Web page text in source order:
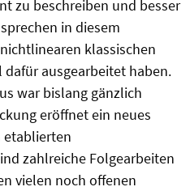
zu beschreiben und besser
in diesem
klassischen
ausgearbeitet haben.
war bislang gänzlich
eröffnet ein neues
etablierten
zahlreiche Folgearbeiten
vielen noch offenen